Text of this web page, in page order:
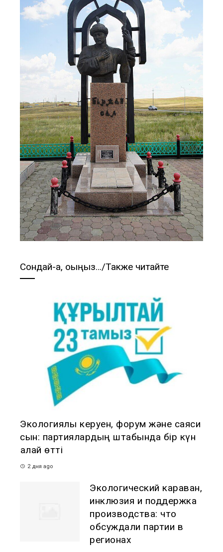
Сондай-ақ, оқыңыз…/Также читайте
Экологиялық керуен, форум және саяси
сын: партиялардың штабында бір күн
қалай өтті
2 дня ago
Экологический караван,
инклюзия и поддержка
производства: что
обсуждали партии в
регионах